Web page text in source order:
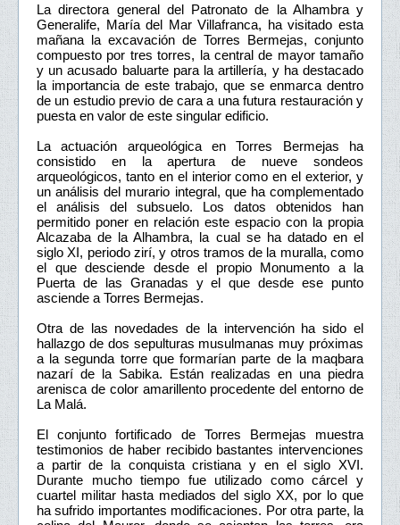
La directora general del Patronato de la Alhambra y
Generalife, María del Mar Villafranca, ha visitado esta
mañana la excavación de Torres Bermejas, conjunto
compuesto por tres torres, la central de mayor tamaño
y un acusado baluarte para la artillería, y ha destacado
la importancia de este trabajo, que se enmarca dentro
de un estudio previo de cara a una futura restauración y
puesta en valor de este singular edificio.
La actuación arqueológica en Torres Bermejas ha
consistido en la apertura de nueve sondeos
arqueológicos, tanto en el interior como en el exterior, y
un análisis del murario integral, que ha complementado
el análisis del subsuelo. Los datos obtenidos han
permitido poner en relación este espacio con la propia
Alcazaba de la Alhambra, la cual se ha datado en el
siglo XI, periodo zirí, y otros tramos de la muralla, como
el que desciende desde el propio Monumento a la
Puerta de las Granadas y el que desde ese punto
asciende a Torres Bermejas.
Otra de las novedades de la intervención ha sido el
hallazgo de dos sepulturas musulmanas muy próximas
a la segunda torre que formarían parte de la maqbara
nazarí de la Sabika. Están realizadas en una piedra
arenisca de color amarillento procedente del entorno de
La Malá.
El conjunto fortificado de Torres Bermejas muestra
testimonios de haber recibido bastantes intervenciones
a partir de la conquista cristiana y en el siglo XVI.
Durante mucho tiempo fue utilizado como cárcel y
cuartel militar hasta mediados del siglo XX, por lo que
ha sufrido importantes modificaciones. Por otra parte, la